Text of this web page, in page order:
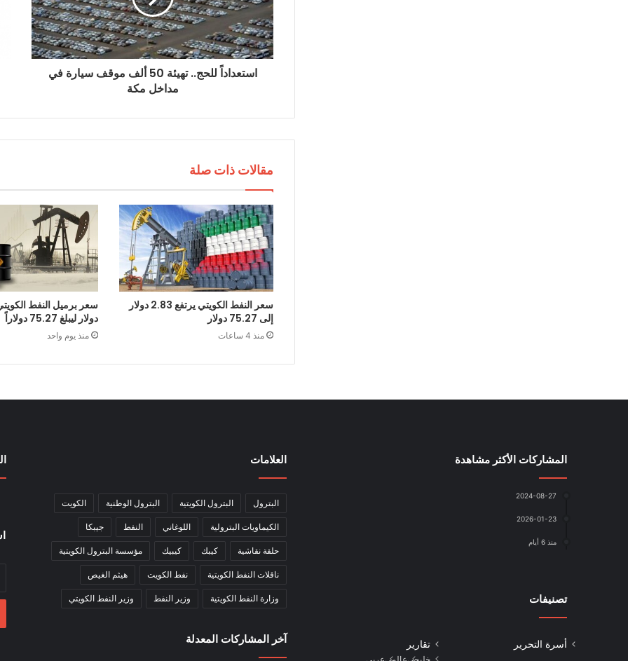
ت
ر
و
ن
استعداداً للحج.. تهيئة 50 ألف موقف سيارة في
مداخل مكة
مقالات ذات صلة
سعر النفط الكويتي يرتفع 2.83 دولار
إلى 75.27 دولار
منذ 4 ساعات
دولار ليبلغ 75.27 دولاراً
منذ يوم واحد
المشاركات الأكثر مشاهدة
2024-08-27
2026-01-23
منذ 6 أيام
تصنيفات
أسرة التحرير تقارير
العلامات
البترول البترول الكويتية البترول الوطنية الكويت
الكيماويات البترولية اللوغاني النفط جيبكا
حلقة نقاشية كيبك كيبيك مؤسسة البترول الكويتية
ناقلات النفط الكويتية نفط الكويت هيثم الغيص
وزارة النفط الكويتية وزير النفط وزير النفط الكويتي
آخر المشاركات المعدلة